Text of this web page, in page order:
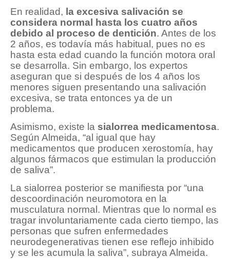
En realidad, la excesiva salivación se
considera normal hasta los cuatro años
debido al proceso de dentición. Antes de los
2 años, es todavía más habitual, pues no es
hasta esta edad cuando la función motora oral
se desarrolla. Sin embargo, los expertos
aseguran que si después de los 4 años los
menores siguen presentando una salivación
excesiva, se trata entonces ya de un
problema.
Asimismo, existe la sialorrea medicamentosa.
Según Almeida, “al igual que hay
medicamentos que producen xerostomía, hay
algunos fármacos que estimulan la producción
de saliva”.
La sialorrea posterior se manifiesta por “una
descoordinación neuromotora en la
musculatura normal. Mientras que lo normal es
tragar involuntariamente cada cierto tiempo, las
personas que sufren enfermedades
neurodegenerativas tienen ese reflejo inhibido
y se les acumula la saliva”, subraya Almeida.